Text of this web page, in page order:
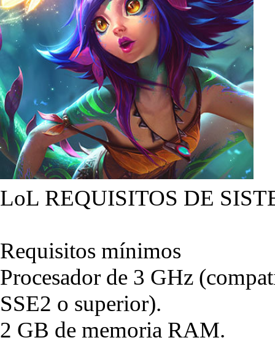
LoL REQUISITOS DE
Requisitos mínimos
Procesador de 3 GHz
SSE2 o superior).
2 GB de memoria RAM.